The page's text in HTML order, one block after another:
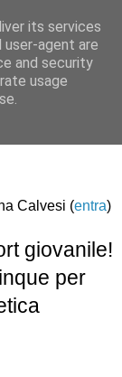
Calvesi (entra)
giovanile!
per
its services
user-agent are
and security
usage